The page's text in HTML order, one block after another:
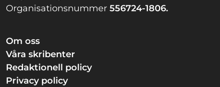
Organisationsnummer 556724-1806.
Om oss
Våra skribenter
Redaktionell policy
Privacy policy